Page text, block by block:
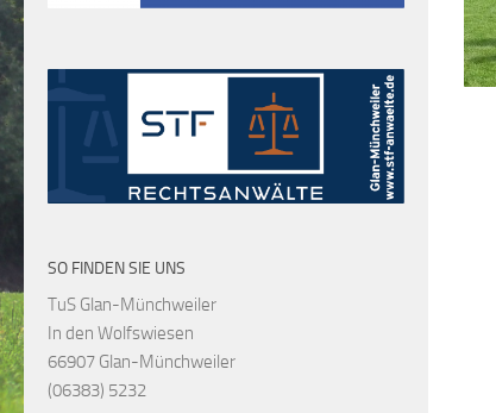
SO FINDEN SIE UNS
TuS Glan-Münchweiler
In den Wolfswiesen
66907 Glan-Münchweiler
(06383) 5232